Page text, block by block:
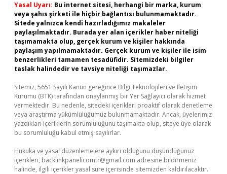
Yasal Uyarı: Bu internet sitesi, herhangi bir marka, kurum
veya şahıs şirketi ile hiçbir bağlantısı bulunmamaktadır.
Sitede yalnızca kendi hazırladığımız makaleler
paylaşılmaktadır. Burada yer alan içerikler haber niteliği
taşımamakta olup, gerçek kurum ve kişiler hakkında
paylaşım yapılmamaktadır. Gerçek kurum ve kişiler ile isim
benzerlikleri tamamen tesadüfidir. Sitemizdeki bilgiler
taslak halindedir ve tavsiye niteliği taşımazlar.
Sitemiz, 5651 Sayılı Kanun gereğince Bilgi Teknolojileri ve İletişim
Kurumu (BTK) tarafından onaylanmış bir Yer Sağlayıcı olarak hizmet
vermektedir. Bu nedenle, sitedeki içerikleri proaktif olarak denetleme
veya araştırma yükümlülüğümüz bulunmamaktadır. Ancak, üyelerimiz
yazdıkları içeriklerin sorumluluğunu taşımakta olup, siteye üye olarak
bu sorumluluğu kabul etmiş sayılırlar.
Hukuka ve yasal düzenlemelere aykırı olduğunu düşündüğünüz
içerikleri, backlinkpanelicomtr@gmail.com adresine bildirmeniz
halinde, ilgili içerikler yasal süre içerisinde sitemizden kaldırılacaktır.